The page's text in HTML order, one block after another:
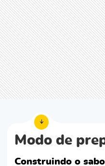
Modo de
Construindo o